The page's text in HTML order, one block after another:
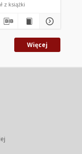
z książki
Więcej